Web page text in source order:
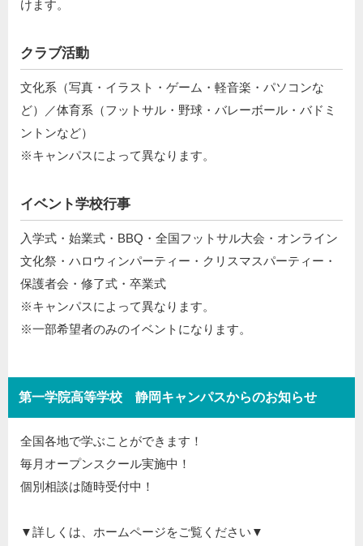
けます。
クラブ活動
文化系（写真・イラスト・ゲーム・軽音楽・パソコンな
ど）／体育系（フットサル・野球・バレーボール・バドミ
ントンなど）
※キャンパスによって異なります。
イベント学校行事
入学式・始業式・BBQ・全国フットサル大会・オンライン
文化祭・ハロウィンパーティー・クリスマスパーティー・
保護者会・修了式・卒業式
※キャンパスによって異なります。
※一部希望者のみのイベントになります。
第一学院高等学校 静岡キャンパスからのお知らせ
全国各地で学ぶことができます！
毎月オープンスクール実施中！
個別相談は随時受付中！
▼詳しくは、ホームページをご覧ください▼